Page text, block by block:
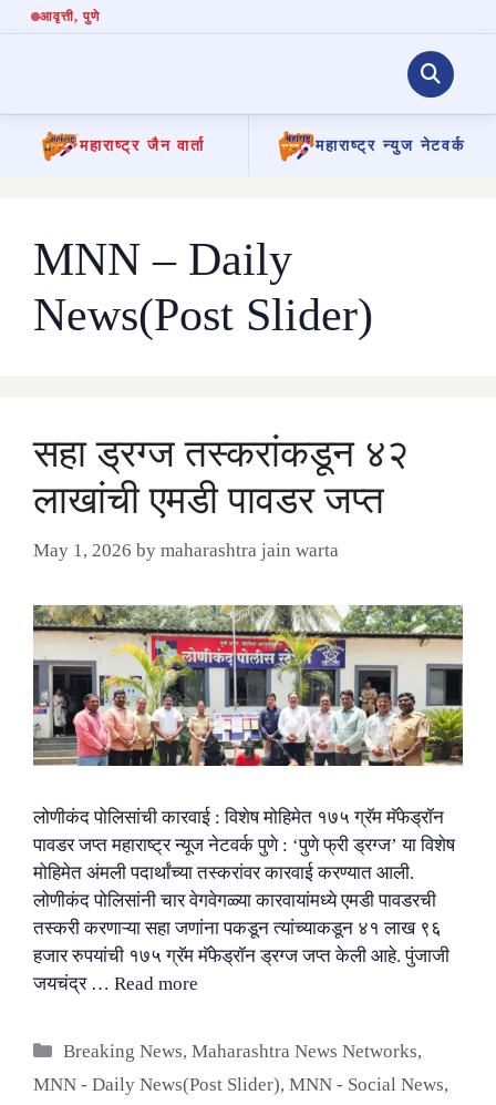
आवृत्ती, पुणे
महाराष्ट्र जैन वार्ता महाराष्ट्र न्युज नेटवर्क
contentMNN – Daily
News(Post Slider)
सहा ड्रग्ज तस्करांकडून ४२
लाखांची एमडी पावडर जप्त
May 1, 2026 by maharashtra jain warta
लोणीकंद पोलिसांची कारवाई : विशेष मोहिमेत १७५ ग्रॅम मॅफेड्रॉन
पावडर जप्त महाराष्ट्र न्यूज नेटवर्क पुणे : ‘पुणे फ्री ड्रग्ज’ या विशेष
मोहिमेत अंमली पदार्थांच्या तस्करांवर कारवाई करण्यात आली.
लोणीकंद पोलिसांनी चार वेगवेगळ्या कारवायांमध्ये एमडी पावडरची
तस्करी करणाऱ्या सहा जणांना पकडून त्यांच्याकडून ४१ लाख ९६
हजार रुपयांची १७५ ग्रॅम मॅफेड्रॉन ड्रग्ज जप्त केली आहे. पुंजाजी
जयचंद्र … Read more
Categories
Breaking News,Maharashtra News Networks,
MNN - Daily News(Post Slider), MNN - Social News,